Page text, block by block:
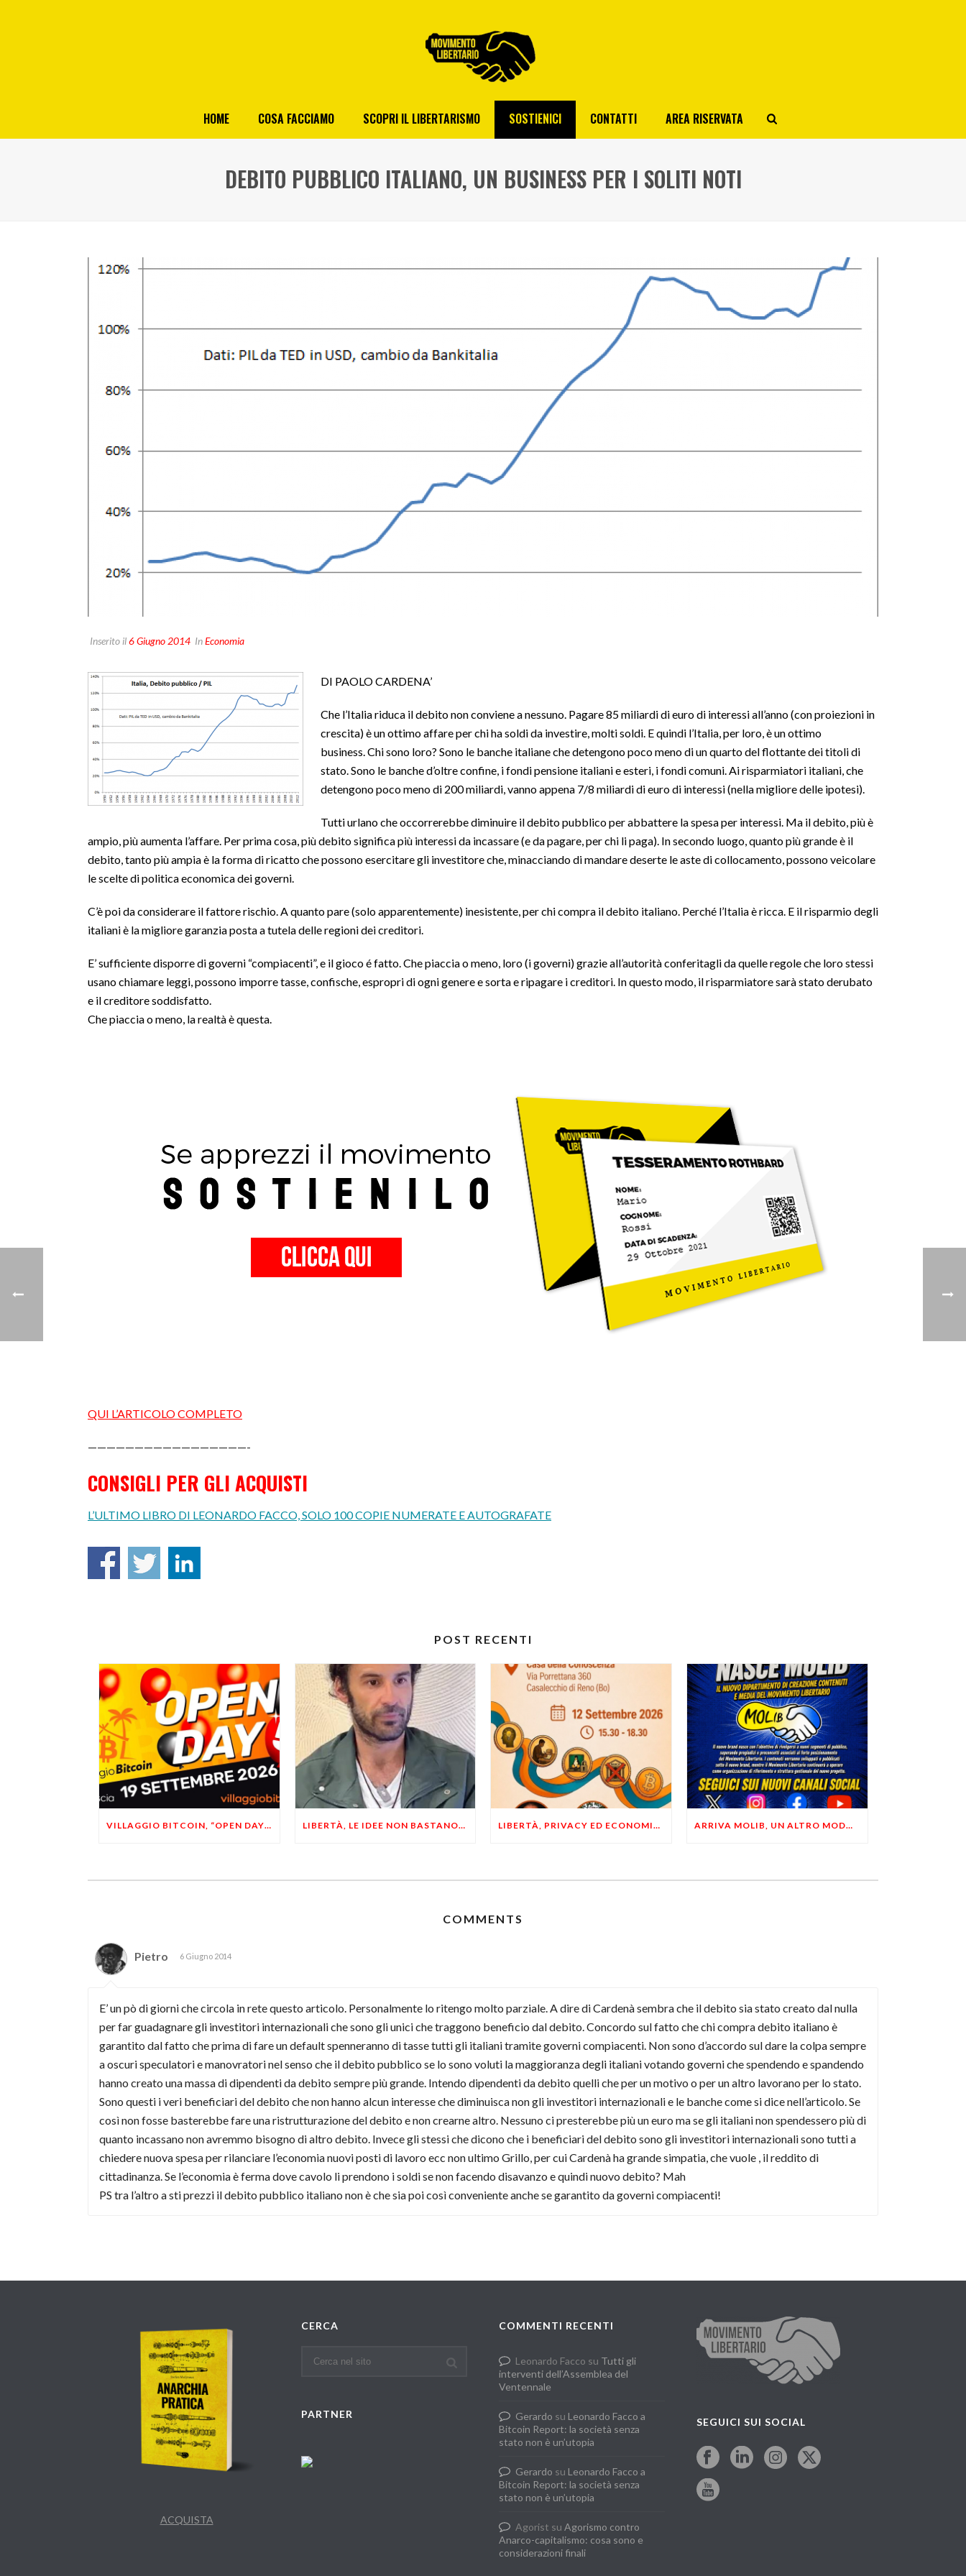
HOME COSA FACCIAMO SCOPRI IL LIBERTARISMO SOSTIENICI CONTATTI AREA RISERVATA
DEBITO PUBBLICO ITALIANO, UN BUSINESS PER I SOLITI NOTI
Inserito il6 Giugno 2014 InEconomia
DI PAOLO CARDENA’
Che l’Italia riduca il debito non conviene a nessuno. Pagare 85 miliardi di euro di interessi all’anno (con proiezioni in
crescita) è un ottimo affare per chi ha soldi da investire, molti soldi. E quindi l’Italia, per loro, è un ottimo
business. Chi sono loro? Sono le banche italiane che detengono poco meno di un quarto del flottante dei titoli di
stato. Sono le banche d’oltre confine, i fondi pensione italiani e esteri, i fondi comuni. Ai risparmiatori italiani, che
detengono poco meno di 200 miliardi, vanno appena 7/8 miliardi di euro di interessi (nella migliore delle ipotesi).
Tutti urlano che occorrerebbe diminuire il debito pubblico per abbattere la spesa per interessi. Ma il debito, più è
ampio, più aumenta l’affare. Per prima cosa, più debito significa più interessi da incassare (e da pagare, per chi li paga). In secondo luogo, quanto più grande è il
debito, tanto più ampia è la forma di ricatto che possono esercitare gli investitore che, minacciando di mandare deserte le aste di collocamento, possono veicolare
le scelte di politica economica dei governi.
C’è poi da considerare il fattore rischio. A quanto pare (solo apparentemente) inesistente, per chi compra il debito italiano. Perché l’Italia è ricca. E il risparmio degli
italiani è la migliore garanzia posta a tutela delle regioni dei creditori.
E’ sufficiente disporre di governi “compiacenti”, e il gioco é fatto. Che piaccia o meno, loro (i governi) grazie all’autorità conferitagli da quelle regole che loro stessi
usano chiamare leggi, possono imporre tasse, confische, espropri di ogni genere e sorta e ripagare i creditori. In questo modo, il risparmiatore sarà stato derubato
e il creditore soddisfatto.
Che piaccia o meno, la realtà è questa.
QUI L’ARTICOLO COMPLETO
—————————————————-
CONSIGLI PER GLI ACQUISTI
L’ULTIMO LIBRO DI LEONARDO FACCO, SOLO 100 COPIE NUMERATE E AUTOGRAFATE
POST RECENTI
VILLAGGIO BITCOIN, “OPEN DAY 5”: LEONARDO FACCO OSPITE A BRESCIA LIBERTÀ, LE IDEE NON BASTANO! SERVONO ESEMPI E UN PO’ DI COERENZA LIBERTÀ, PRIVACY ED ECONOMIA DEL BUON SENSO: FACCO E MUSUMECI A CASALECCHIO DI RENO (BO) ARRIVA MOLIB, UN ALTRO MODO DI COMUNICARE LIBERTARIO
COMMENTS
Pietro 6 Giugno 2014
E’ un pò di giorni che circola in rete questo articolo. Personalmente lo ritengo molto parziale. A dire di Cardenà sembra che il debito sia stato creato dal nulla
per far guadagnare gli investitori internazionali che sono gli unici che traggono beneficio dal debito. Concordo sul fatto che chi compra debito italiano è
garantito dal fatto che prima di fare un default spenneranno di tasse tutti gli italiani tramite governi compiacenti. Non sono d’accordo sul dare la colpa sempre
a oscuri speculatori e manovratori nel senso che il debito pubblico se lo sono voluti la maggioranza degli italiani votando governi che spendendo e spandendo
hanno creato una massa di dipendenti da debito sempre più grande. Intendo dipendenti da debito quelli che per un motivo o per un altro lavorano per lo stato.
Sono questi i veri beneficiari del debito che non hanno alcun interesse che diminuisca non gli investitori internazionali e le banche come si dice nell’articolo. Se
così non fosse basterebbe fare una ristrutturazione del debito e non crearne altro. Nessuno ci presterebbe più un euro ma se gli italiani non spendessero più di
quanto incassano non avremmo bisogno di altro debito. Invece gli stessi che dicono che i beneficiari del debito sono gli investitori internazionali sono tutti a
chiedere nuova spesa per rilanciare l’economia nuovi posti di lavoro ecc non ultimo Grillo, per cui Cardenà ha grande simpatia, che vuole , il reddito di
cittadinanza. Se l’economia è ferma dove cavolo li prendono i soldi se non facendo disavanzo e quindi nuovo debito? Mah
PS tra l’altro a sti prezzi il debito pubblico italiano non è che sia poi così conveniente anche se garantito da governi compiacenti!
ACQUISTA
CERCA
PARTNER
COMMENTI RECENTI
Leonardo Facco su Tutti gli
interventi dell’Assemblea del
Ventennale
Gerardo su Leonardo Facco a
Bitcoin Report: la società senza
stato non è un’utopia
Gerardo su Leonardo Facco a
Bitcoin Report: la società senza
stato non è un’utopia
Agorist su Agorismo contro
Anarco-capitalismo: cosa sono e
considerazioni finali
SEGUICI SUI SOCIAL